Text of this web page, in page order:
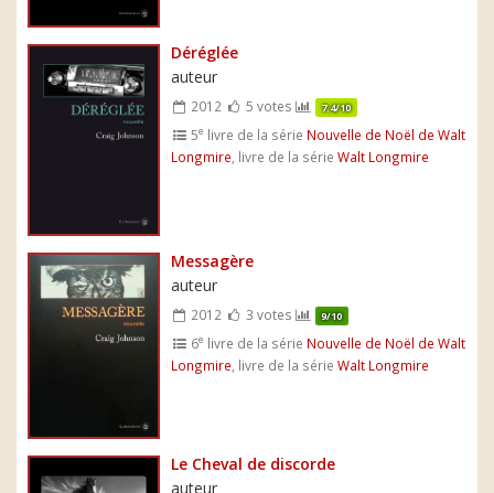
Déréglée
auteur
2012 5 votes 7.4/10
5e livre de la série Nouvelle de Noël de Walt
Longmire , livre de la série Walt Longmire
Messagère
auteur
2012 3 votes 9/10
6e livre de la série Nouvelle de Noël de Walt
Longmire , livre de la série Walt Longmire
Le Cheval de discorde
auteur